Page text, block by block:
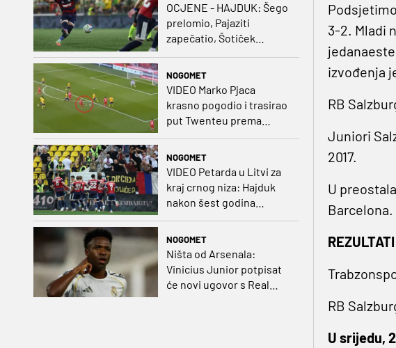
OCJENE - HAJDUK: Šego
prelomio, Pajaziti
zapečatio, Šotiček
NOGOMET
VIDEO Marko Pjaca
krasno pogodio i trasirao
put Twenteu prema
važnoj pobjedi
NOGOMET
VIDEO Petarda u Litvi za
kraj crnog niza: Hajduk
nakon šest godina
NOGOMET
Ništa od Arsenala:
Vinicius Junior potpisat
će novi ugovor s Real
3-2. Mladi
izvođenja
RB
Juniori
2017.
U
Barcelona.
RB
U srijedu,